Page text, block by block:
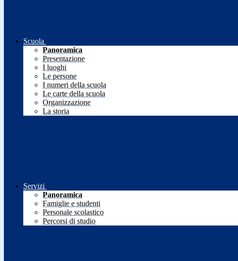
Scuola
Panoramica
Presentazione
I luoghi
Le persone
I numeri della scuola
Le carte della scuola
Organizzazione
La storia
Servizi
Panoramica
Famiglie e studenti
Personale scolastico
Percorsi di studio